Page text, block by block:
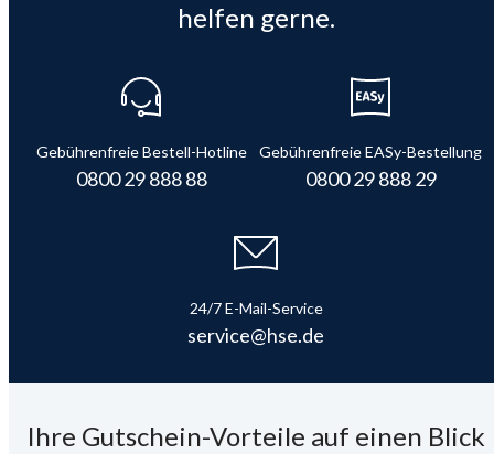
helfen gerne.
Gebührenfreie Bestell-Hotline
0800 29 888 88
Gebührenfreie EASy-Bestellung
0800 29 888 29
24/7 E-Mail-Service
service@hse.de
Ihre Gutschein-Vorteile auf einen Blick